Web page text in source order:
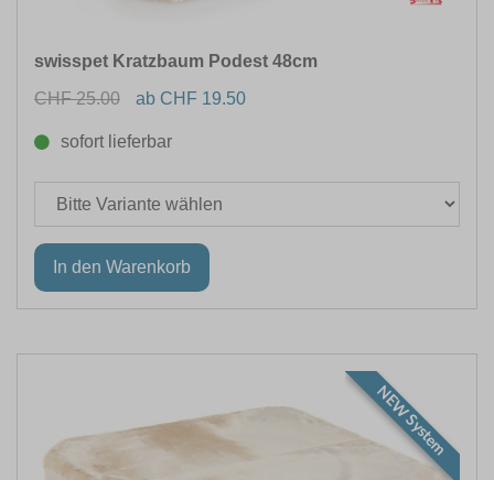
swisspet Kratzbaum Podest 48cm
CHF 25.00
ab CHF 19.50
sofort lieferbar
NEW System